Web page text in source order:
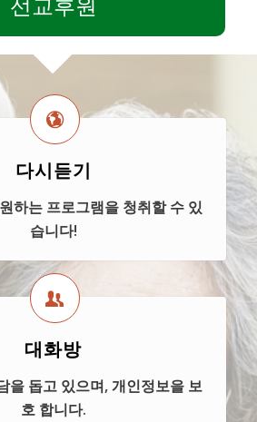
다시듣기
하는 프로그램을 청취할 수 있
습니다!
대화방
을 돕고 있으며, 개인정보을 보
호 합니다.